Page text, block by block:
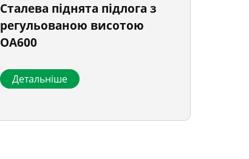
Сталева піднята підлога з
регульованою висотою
OA600
Детальніше